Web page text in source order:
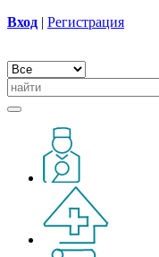
Вход | Регистрация